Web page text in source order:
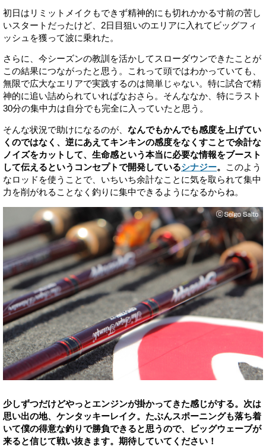
初日はリミットメイクもできず精神的にも切れかかる寸前の苦し
いスタートだったけど、2日目狙いのエリアに入れてビッグフィ
ッシュを獲って波に乗れた。
さらに、今シーズンの教訓を活かしてスローダウンできたことが
この結果につながったと思う。これって頭ではわかっていても、
無限で広大なエリアで実践するのは簡単じゃない。特に試合で精
神的に追い詰められていればなおさら。そんななか、特にラスト
30分の集中力は自分でも完全に入っていたと思う。
そんな状況で助けになるのが、 なんでもかんでも感度を上げてい
くのではなく、逆にあえてキンキンの感度をなくすことで余計な
ノイズをカットして、生命感という本当に必要な情報をブースト
して伝えるというコンセプトで開発しているシナジー。
このよう
なロッドを使うことで、いちいち余計なことに気を取られて集中
力を削がれることなく釣りに集中できるようになるからね。
少しずつだけどやっとエンジンが掛かってきた感じがする。次は
思い出の地、ケンタッキーレイク。たぶんスポーニングも落ち着
いて僕の得意な釣りで勝負できると思うので、ビッグウェーブが
来ると信じて戦い抜きます。期待していてください！